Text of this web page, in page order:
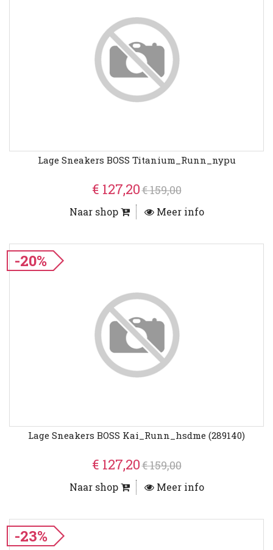
Lage Sneakers BOSS Titanium_Runn_nypu
€ 127,20€ 159,00
Naar shop Meer info
-20%
Lage Sneakers BOSS Kai_Runn_hsdme (289140)
€ 127,20€ 159,00
Naar shop Meer info
-23%